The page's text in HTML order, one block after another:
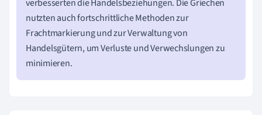
verbesserten die Handelsbeziehungen. Die Griechen
nutzten auch fortschrittliche Methoden zur
Frachtmarkierung und zur Verwaltung von
Handelsgütern, um Verluste und Verwechslungen zu
minimieren.